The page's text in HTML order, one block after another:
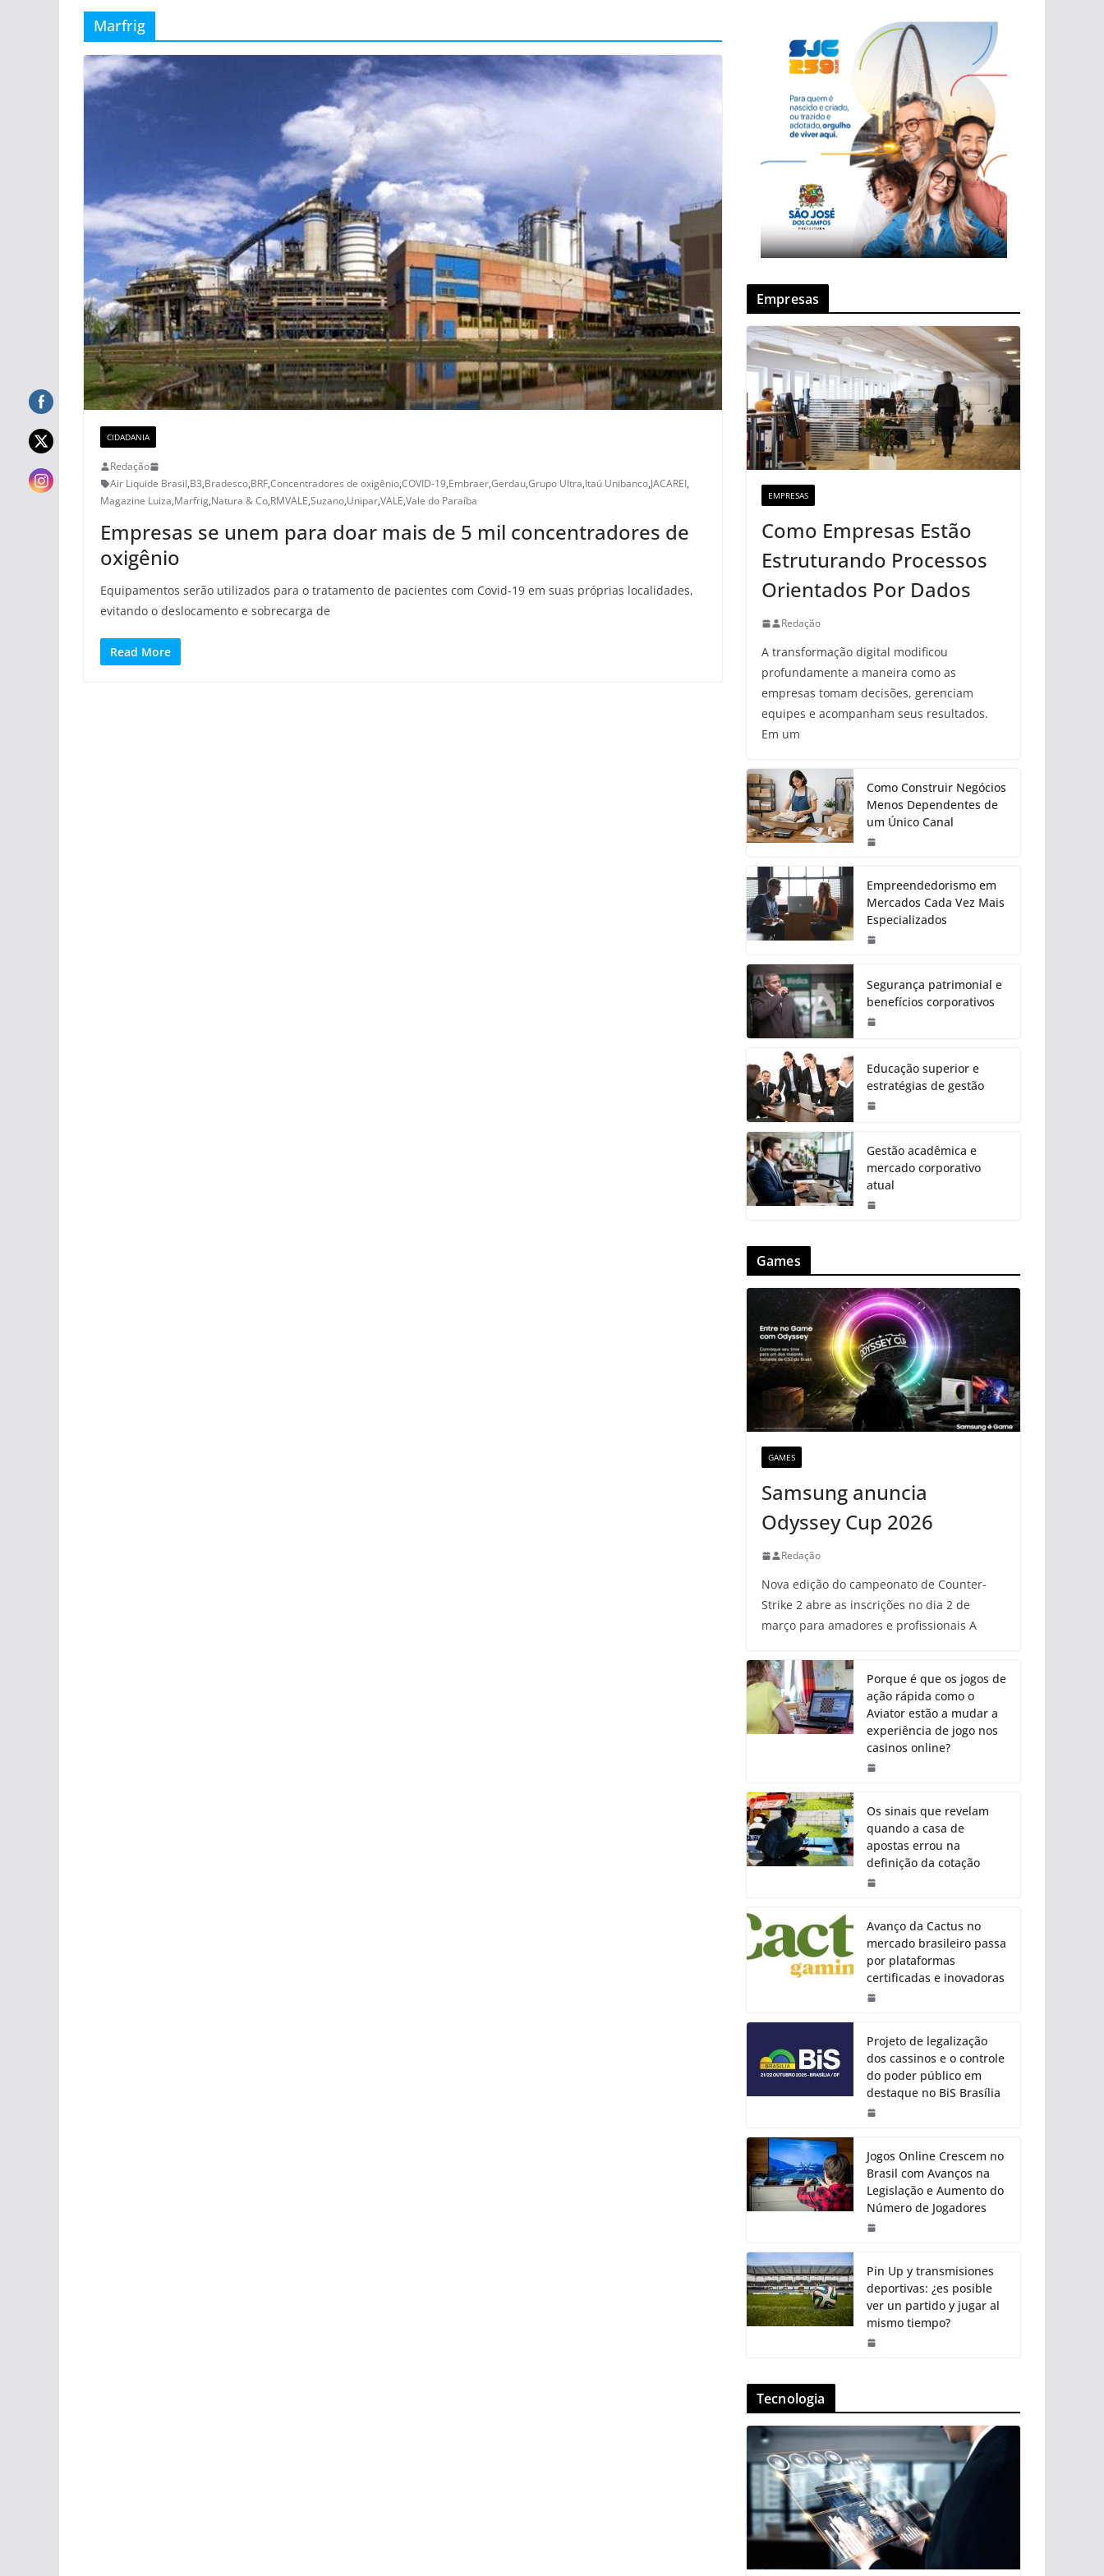
Marfrig
CIDADANIA
Redação
Air Liquide Brasil,B3,Bradesco,BRF,Concentradores de oxigênio,COVID-19,Embraer,Gerdau,Grupo Ultra,Itaú Unibanco,JACAREI,
Magazine Luiza,Marfrig,Natura & Co,RMVALE,Suzano,Unipar,VALE,Vale do Paraíba
Empresas se unem para doar mais de 5 mil concentradores de
oxigênio
Equipamentos serão utilizados para o tratamento de pacientes com Covid-19 em suas próprias localidades,
evitando o deslocamento e sobrecarga de
Read More
Empresas
EMPRESAS
Como Empresas Estão
Estruturando Processos
Orientados Por Dados
Redação
A transformação digital modificou
profundamente a maneira como as
empresas tomam decisões, gerenciam
equipes e acompanham seus resultados.
Em um
Como Construir Negócios
Menos Dependentes de
um Único Canal
Empreendedorismo em
Mercados Cada Vez Mais
Especializados
Segurança patrimonial e
benefícios corporativos
Educação superior e
estratégias de gestão
Gestão acadêmica e
mercado corporativo
atual
Games
GAMES
Samsung anuncia
Odyssey Cup 2026
Redação
Nova edição do campeonato de Counter-
Strike 2 abre as inscrições no dia 2 de
março para amadores e profissionais A
Porque é que os jogos de
ação rápida como o
Aviator estão a mudar a
experiência de jogo nos
casinos online?
Os sinais que revelam
quando a casa de
apostas errou na
definição da cotação
Avanço da Cactus no
mercado brasileiro passa
por plataformas
certificadas e inovadoras
Projeto de legalização
dos cassinos e o controle
do poder público em
destaque no BiS Brasília
Jogos Online Crescem no
Brasil com Avanços na
Legislação e Aumento do
Número de Jogadores
Pin Up y transmisiones
deportivas: ¿es posible
ver un partido y jugar al
mismo tiempo?
Tecnologia